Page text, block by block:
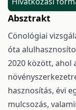
Absztrakt
Cönológiai
óta
2020 között, ahol
hasznosítás, évi
mulcsozás,